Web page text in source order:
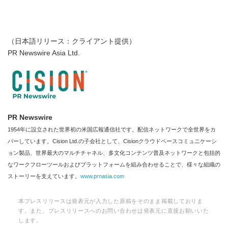
（日本語リリース：クライアント提供）
PR Newswire Asia Ltd.
PR Newswire
1954年に設立された世界初の米国広報通信社です。配信ネットワークで全世界をカ
バーしています。Cision Ltd.の子会社として、Cisionクラウドベースコミュニケーシ
ョン製品、世界最大のマルチチャネル、多文化コンテンツ普及ネットワークと包括的
なワークフローツールおよびプラットフォームを組み合わせることで、様々な組織の
ストーリーを支えています。 www.prnasia.com
本プレスリリースは発表元が入力した原稿をそのまま掲載しておりま
す。また、プレスリリースへのお問い合わせは発表元に直接お願いいた
します。